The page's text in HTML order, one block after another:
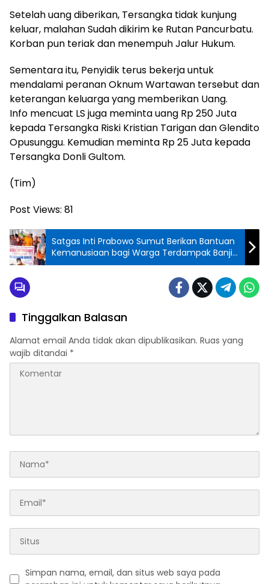
Setelah uang diberikan, Tersangka tidak kunjung
keluar, malahan Sudah dikirim ke Rutan Pancurbatu.
Korban pun teriak dan menempuh Jalur Hukum.
Sementara itu, Penyidik terus bekerja untuk
mendalami peranan Oknum Wartawan tersebut dan
keterangan keluarga yang memberikan Uang.
Info mencuat LS juga meminta uang Rp 250 Juta
kepada Tersangka Riski Kristian Tarigan dan Glendito
Opusunggu. Kemudian meminta Rp 25 Juta kepada
Tersangka Donli Gultom.
(Tim)
Post Views: 81
Satgas Inti Prabowo Sumut Berikan Bantuan
Kemanusiaan bagi Warga Terdampak Banjir
di Tanjung Pura
Tinggalkan Balasan
Alamat email Anda tidak akan dipublikasikan. Ruas yang
wajib ditandai *
Simpan nama, email, dan situs web saya pada